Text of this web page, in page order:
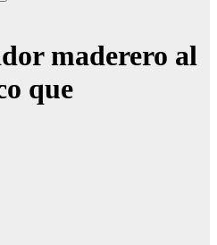
maderero al
que